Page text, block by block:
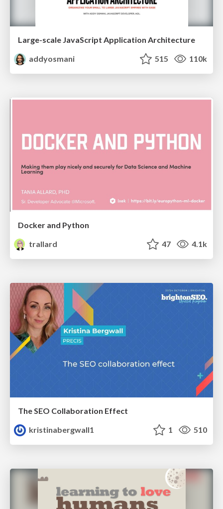
Large-scale JavaScript Application Architecture
addyosmani
515 110k
Docker and Python
trallard
47 4.1k
The SEO Collaboration Effect
kristinabergwall1
1 510